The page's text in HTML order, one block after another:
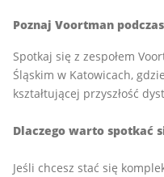
Poznaj Voortman
Spotkaj się z zespołem
Śląskim w Katowicach,
kształtującej przyszłość
Dlaczego warto spotkać
Jeśli chcesz stać się